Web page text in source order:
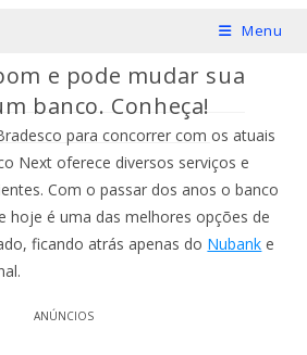
Menu
e pode mudar sua
banco. Conheça!
para concorrer com os atuais
Next oferece diversos serviços e
Com o passar dos anos o banco
hoje é uma das melhores opções de
ficando atrás apenas do Nubank e
ANÚNCIOS